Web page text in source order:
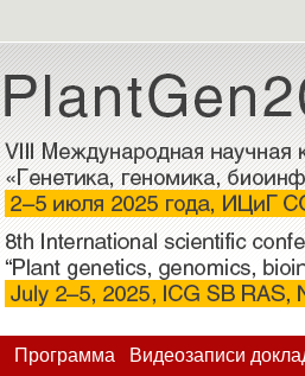
Программа
Видеозаписи